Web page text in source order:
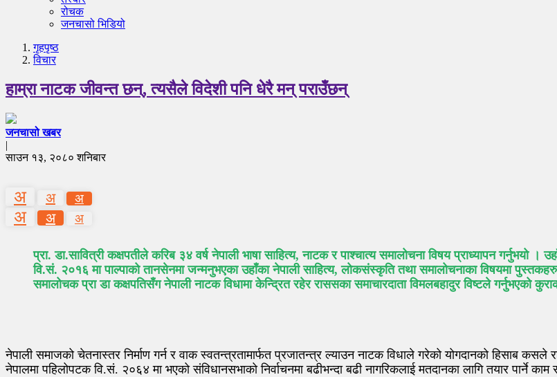
रोचक
जनचासो भिडियो
गृहपृष्‍ठ
विचार
हाम्रा नाटक जीवन्त छन्, त्यसैले विदेशी पनि धेरै मन् पराउँछन्
जनचासो खबर
|
साउन १३, २०८० शनिबार
अ अ अ
अ अ अ
प्रा. डा.सावित्री कक्षपतीले करिब ३४ वर्ष नेपाली भाषा साहित्य, नाटक र पाश्चात्य समालोचना विषय प्राध्यापन गर्नुभयो ।
वि.सं. २०१६ मा पाल्पाको तानसेनमा जन्मनुभएका उहाँका नेपाली साहित्य, लोकसंस्कृति तथा समालोचनाका विषयमा
समालोचक प्रा डा कक्षपतिसँग नेपाली नाटक विधामा केन्द्रित रहेर राससका समाचारदाता विमलबहादुर विष्टले गर्नुभएको
नेपाली समाजको चेतनास्तर निर्माण गर्न र वाक स्वतन्त्रतामार्फत प्रजातन्त्र ल्याउन नाटक विधाले गरेको योगदानको हिसाब कसले
नेपालमा पहिलोपटक वि.सं. २०६४ मा भएको संविधानसभाको निर्वाचनमा बढीभन्दा बढी नागरिकलाई मतदानका लागि तयार पार्ने